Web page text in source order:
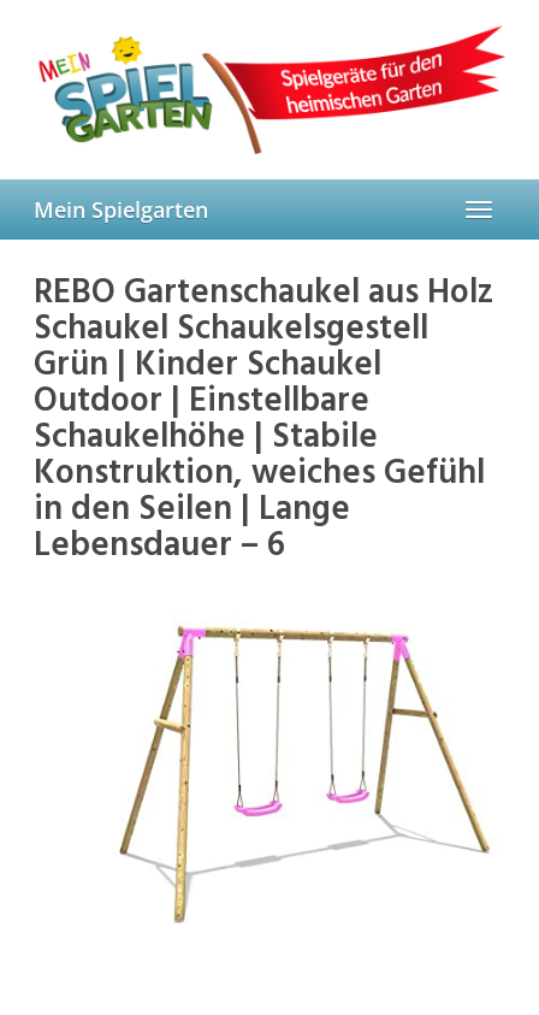
content
Toggle
Mein Spielgarten
REBO Gartenschaukel aus Holz
Schaukel Schaukelsgestell
Grün | Kinder Schaukel
Outdoor | Einstellbare
Schaukelhöhe | Stabile
Konstruktion, weiches Gefühl
in den Seilen | Lange
Lebensdauer – 6